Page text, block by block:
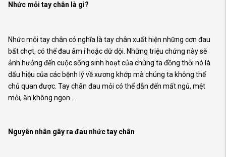
Nhức mỏi tay chân là gì?
Nhức mỏi tay chân có nghĩa là tay chân xuất hiện những cơn đau
bất chợt, có thể đau âm ỉ hoặc dữ dội. Những triệu chứng này sẽ
ảnh hưởng đến cuộc sống sinh hoạt của chúng ta đồng thời nó là
dấu hiệu của các bệnh lý về xương khớp mà chúng ta không thể
chủ quan được. Tay chân đau mỏi có thể dẫn đến mất ngủ, mệt
mỏi, ăn không ngon…
Nguyên nhân gây ra đau nhức tay chân